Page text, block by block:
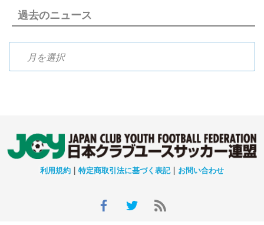
過去のニュース
利用規約 | 特定商取引法に基づく表記| お問い合わせ